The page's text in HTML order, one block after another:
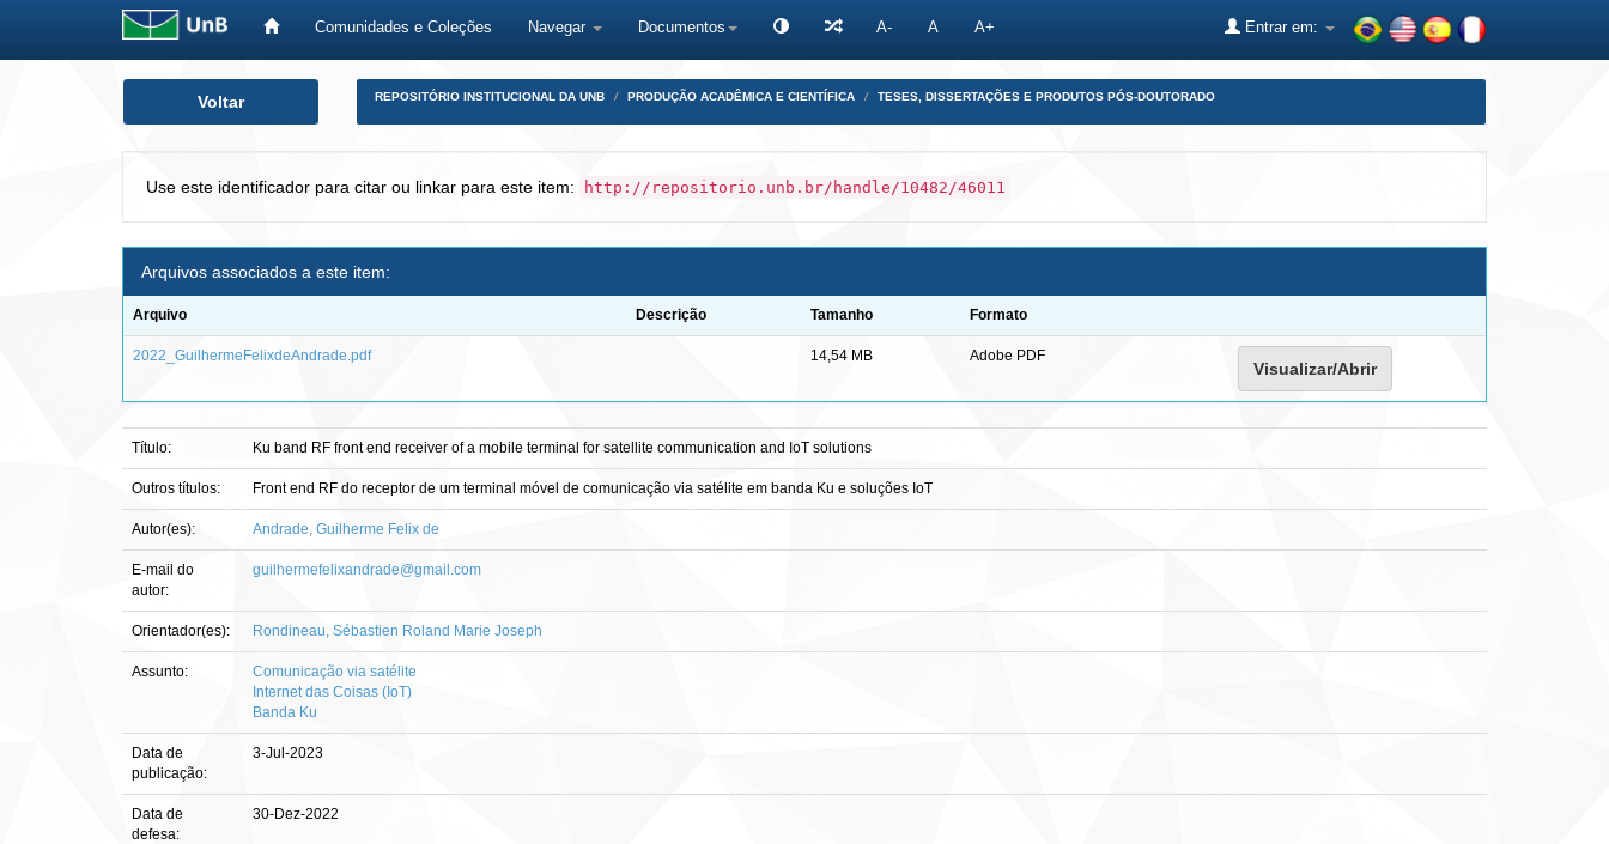
Comunidades e Coleções Navegar Documentos A- A A+ Entrar em:
Voltar REPOSITÓRIO INSTITUCIONAL DA UNB PRODUÇÃO ACADÊMICA E CIENTÍFICA TESES, DISSERTAÇÕES E PRODUTOS PÓS-DOUTORADO
Use este identificador para citar ou linkar para este item: http://repositorio.unb.br/handle/10482/46011
Arquivos associados a este item:
Arquivo Descrição Tamanho Formato
2022_GuilhermeFelixdeAndrade.pdf 14,54 MB Adobe PDF
Visualizar/Abrir
Título: Ku band RF front end receiver of a mobile terminal for satellite communication and IoT solutions
Outros títulos: Front end RF do receptor de um terminal móvel de comunicação via satélite em banda Ku e soluções IoT
Autor(es): Andrade, Guilherme Felix de
E-mail do
autor:
guilhermefelixandrade@gmail.com
Orientador(es): Rondineau, Sébastien Roland Marie Joseph
Assunto:
Comunicação via satélite
Internet das Coisas (IoT)
Banda Ku
Data de
publicação:
3-Jul-2023
Data de
defesa:
30-Dez-2022